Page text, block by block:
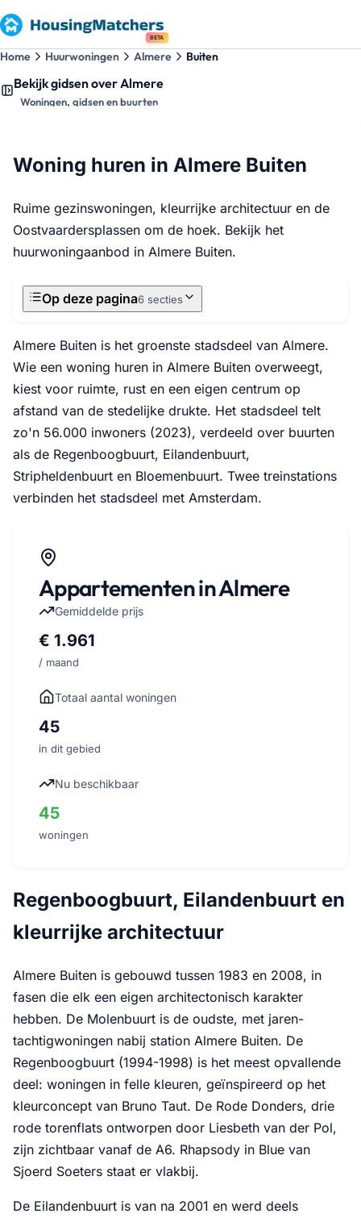
BETA
Home Huurwoningen Almere Buiten
Bekijk gidsen over Almere
Woningen, gidsen en buurten
Woning huren in Almere Buiten
Ruime gezinswoningen, kleurrijke architectuur en de
Oostvaardersplassen om de hoek. Bekijk het
huurwoningaanbod in Almere Buiten.
Op deze pagina6 secties
Almere Buiten is het groenste stadsdeel van Almere.
Wie een woning huren in Almere Buiten overweegt,
kiest voor ruimte, rust en een eigen centrum op
afstand van de stedelijke drukte. Het stadsdeel telt
zo'n 56.000 inwoners (2023), verdeeld over buurten
als de Regenboogbuurt, Eilandenbuurt,
Stripheldenbuurt en Bloemenbuurt. Twee treinstations
verbinden het stadsdeel met Amsterdam.
Appartementen in Almere
Gemiddelde prijs
€ 1.961
/ maand
Totaal aantal woningen
45
in dit gebied
Nu beschikbaar
45
woningen
Regenboogbuurt, Eilandenbuurt en
kleurrijke architectuur
Almere Buiten is gebouwd tussen 1983 en 2008, in
fasen die elk een eigen architectonisch karakter
hebben. De Molenbuurt is de oudste, met jaren-
tachtigwoningen nabij station Almere Buiten. De
Regenboogbuurt (1994-1998) is het meest opvallende
deel: woningen in felle kleuren, geïnspireerd op het
kleurconcept van Bruno Taut. De Rode Donders, drie
rode torenflats ontworpen door Liesbeth van der Pol,
zijn zichtbaar vanaf de A6. Rhapsody in Blue van
Sjoerd Soeters staat er vlakbij.
De Eilandenbuurt is van na 2001 en werd deels